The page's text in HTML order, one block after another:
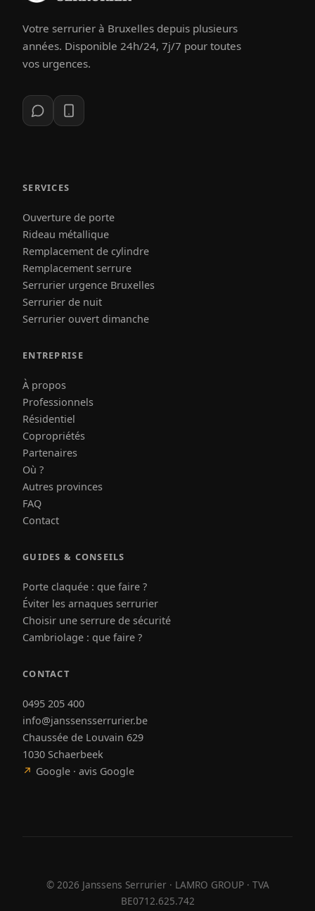
Votre serrurier à Bruxelles depuis plusieurs
années. Disponible 24h/24, 7j/7 pour toutes
vos urgences.
SERVICES
Ouverture de porte
Rideau métallique
Remplacement de cylindre
Remplacement serrure
Serrurier urgence Bruxelles
Serrurier de nuit
Serrurier ouvert dimanche
ENTREPRISE
À propos
Professionnels
Résidentiel
Copropriétés
Partenaires
Où ?
Autres provinces
FAQ
Contact
GUIDES & CONSEILS
Porte claquée : que faire ?
Éviter les arnaques serrurier
Choisir une serrure de sécurité
Cambriolage : que faire ?
CONTACT
0495 205 400
info@janssensserrurier.be
Chaussée de Louvain 629
1030 Schaerbeek
↗ Google · avis Google
© 2026 Janssens Serrurier · LAMRO GROUP · TVA
BE0712.625.742